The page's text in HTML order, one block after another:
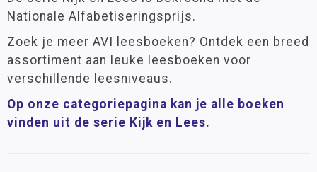
Nationale Alfabetiseringsprijs.
Zoek je meer AVI leesboeken? Ontdek een breed
assortiment aan leuke leesboeken voor
verschillende leesniveaus.
Op onze categoriepagina kan je alle boeken
vinden uit de serie Kijk en Lees.